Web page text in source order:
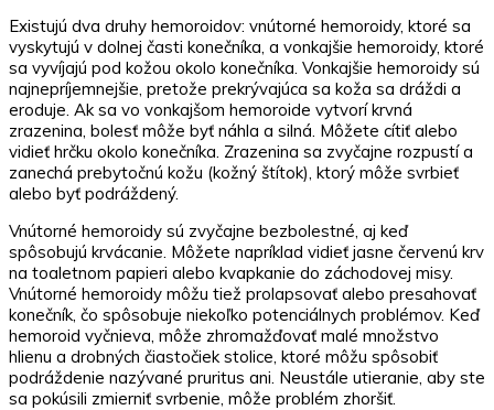
Existujú dva druhy hemoroidov: vnútorné hemoroidy, ktoré sa
vyskytujú v dolnej časti konečníka, a vonkajšie hemoroidy, ktoré
sa vyvíjajú pod kožou okolo konečníka. Vonkajšie hemoroidy sú
najnepríjemnejšie, pretože prekrývajúca sa koža sa dráždi a
eroduje. Ak sa vo vonkajšom hemoroide vytvorí krvná
zrazenina, bolesť môže byť náhla a silná. Môžete cítiť alebo
vidieť hrčku okolo konečníka. Zrazenina sa zvyčajne rozpustí a
zanechá prebytočnú kožu (kožný štítok), ktorý môže svrbieť
alebo byť podráždený.
Vnútorné hemoroidy sú zvyčajne bezbolestné, aj keď
spôsobujú krvácanie. Môžete napríklad vidieť jasne červenú krv
na toaletnom papieri alebo kvapkanie do záchodovej misy.
Vnútorné hemoroidy môžu tiež prolapsovať alebo presahovať
konečník, čo spôsobuje niekoľko potenciálnych problémov. Keď
hemoroid vyčnieva, môže zhromažďovať malé množstvo
hlienu a drobných čiastočiek stolice, ktoré môžu spôsobiť
podráždenie nazývané pruritus ani. Neustále utieranie, aby ste
sa pokúsili zmierniť svrbenie, môže problém zhoršiť.